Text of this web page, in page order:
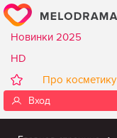
Новинки 2025
HD
Про косметику
Вход